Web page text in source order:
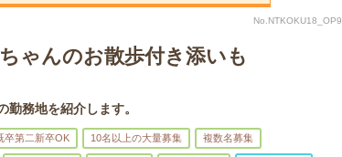
No.NTKOKU18_OP9
ゃんのお散歩付き添いも
務地を紹介します。
卒第二新卒OK 10名以上の大量募集 複数名募集